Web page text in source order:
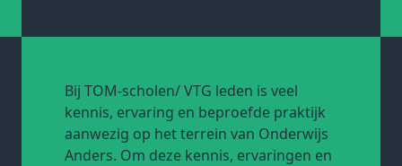
Bij TOM-scholen/ VTG leden is veel
kennis, ervaring en beproefde praktijk
aanwezig op het terrein van Onderwijs
Anders. Om deze kennis, ervaringen en